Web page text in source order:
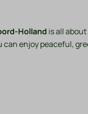
Holland is all
can enjoy peaceful,